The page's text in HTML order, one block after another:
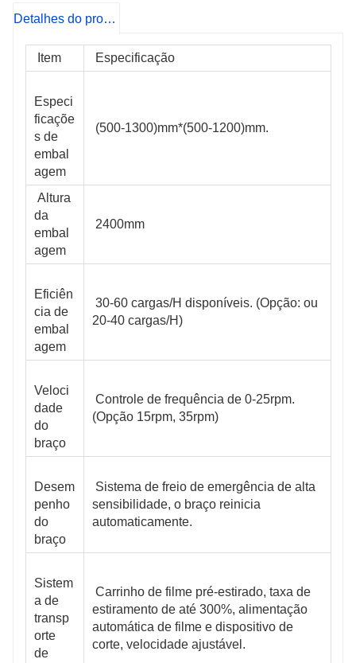
Detalhes do produto
Item Especificação
Especi
ficaçõe
s de
embal
agem
(500-1300)mm*(500-1200)mm.
Altura
da
embal
agem
2400mm
Eficiên
cia de
embal
agem
30-60 cargas/H disponíveis. (Opção: ou
20-40 cargas/H)
Veloci
dade
do
braço
Controle de frequência de 0-25rpm.
(Opção 15rpm, 35rpm)
Desem
penho
do
braço
Sistema de freio de emergência de alta
sensibilidade, o braço reinicia
automaticamente.
Sistem
a de
transp
orte
de
Carrinho de filme pré-estirado, taxa de
estiramento de até 300%, alimentação
automática de filme e dispositivo de
corte, velocidade ajustável.